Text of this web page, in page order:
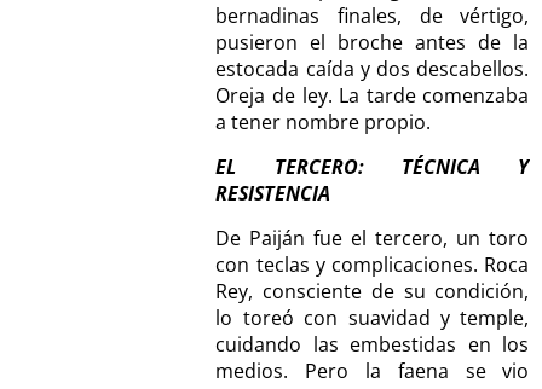
bernadinas finales, de vértigo,
pusieron el broche antes de la
estocada caída y dos descabellos.
Oreja de ley. La tarde comenzaba
a tener nombre propio.
EL TERCERO: TÉCNICA Y
RESISTENCIA
De Paiján fue el tercero, un toro
con teclas y complicaciones. Roca
Rey, consciente de su condición,
lo toreó con suavidad y temple,
cuidando las embestidas en los
medios. Pero la faena se vio